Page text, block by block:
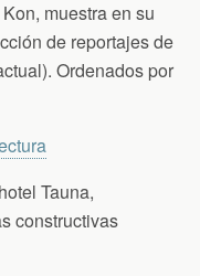
muestra en su
de reportajes de
Ordenados por
Tauna,
constructivas